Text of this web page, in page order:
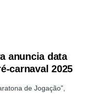
anuncia data
carnaval 2025
de Jogação”,